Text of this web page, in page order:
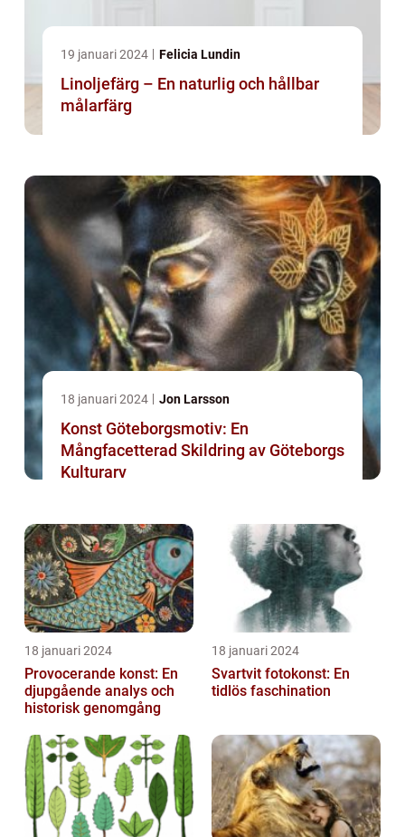
19 januari 2024 Felicia Lundin
Linoljefärg – En naturlig och hållbar
målarfärg
18 januari 2024 Jon Larsson
Konst Göteborgsmotiv: En
Mångfacetterad Skildring av Göteborgs
Kulturarv
18 januari 2024
Provocerande konst: En
djupgående analys och
historisk genomgång
18 januari 2024
Svartvit fotokonst: En
tidlös faschination